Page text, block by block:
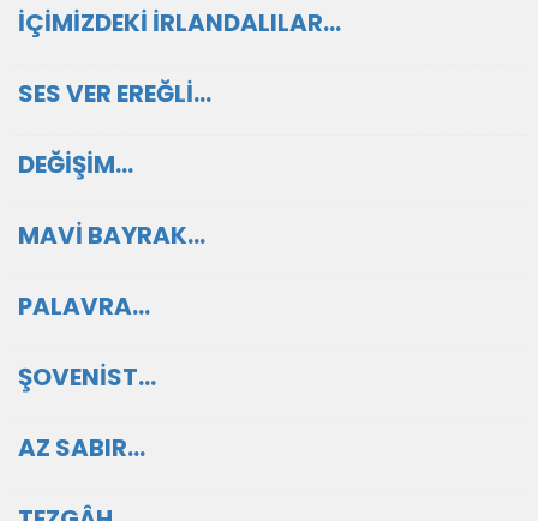
İÇİMİZDEKİ İRLANDALILAR…
SES VER EREĞLİ…
DEĞİŞİM…
MAVİ BAYRAK…
PALAVRA…
ŞOVENİST…
AZ SABIR…